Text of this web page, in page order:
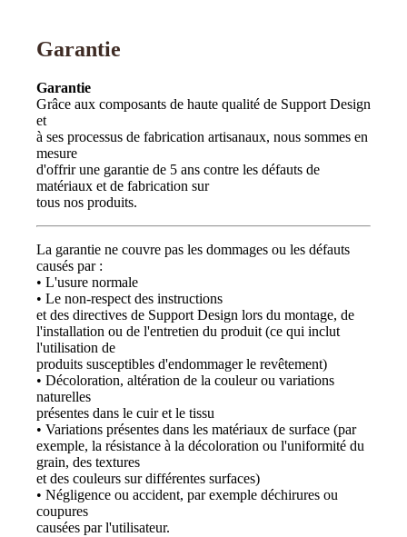
Garantie
Garantie
Grâce aux composants de haute qualité de Support Design
et
à ses processus de fabrication artisanaux, nous sommes en
mesure
d'offrir une garantie de 5 ans contre les défauts de
matériaux et de fabrication sur
tous nos produits.
La garantie ne couvre pas les dommages ou les défauts
causés par :
• L'usure normale
• Le non-respect des instructions
et des directives de Support Design lors du montage, de
l'installation ou de l'entretien du produit (ce qui inclut
l'utilisation de
produits susceptibles d'endommager le revêtement)
• Décoloration, altération de la couleur ou variations
naturelles
présentes dans le cuir et le tissu
• Variations présentes dans les matériaux de surface (par
exemple, la résistance à la décoloration ou l'uniformité du
grain, des textures
et des couleurs sur différentes surfaces)
• Négligence ou accident, par exemple déchirures ou
coupures
causées par l'utilisateur.